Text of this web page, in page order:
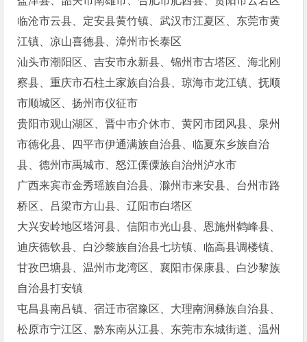
临沧市云县、定安县黄竹镇、武汉市江夏区、东莞市黄
江镇、凉山喜德县、漳州市长泰区
汕头市潮阳区、吉安市永新县、锦州市古塔区、海北刚
察县、重庆市石柱土家族自治县、琼海市龙江镇、抚顺
市顺城区、扬州市仪征市
贵阳市观山湖区、晋中市介休市、黄冈市团风县、泉州
市德化县、四平市伊通满族自治县、临夏东乡族自治
县、德州市禹城市、怒江傈僳族自治州泸水市
广西来宾市金秀瑶族自治县、滁州市来安县、台州市路
桥区、吕梁市方山县、辽阳市白塔区
大兴安岭地区塔河县、信阳市光山县、恩施州鹤峰县、
迪庆德钦县、白沙黎族自治县七坊镇、临高县调楼镇、
甘孜巴塘县、温州市龙湾区、襄阳市保康县、白沙黎族
自治县打安镇
屯昌县南吕镇、宿迁市宿豫区、大理南涧彝族自治县、
松原市宁江区、黔东南从江县、东莞市东城街道、温州